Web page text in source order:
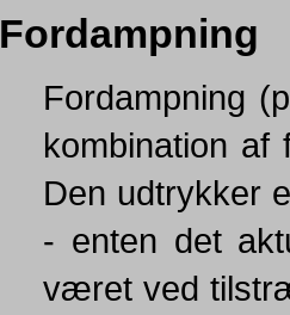
Fordampning
Fordampning
kombination af
Den udtrykker
- enten det
været ved